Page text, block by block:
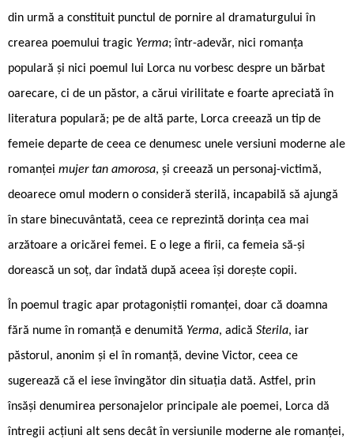
din urmă a constituit punctul de pornire al dramaturgului în
crearea poemului tragic Yerma; într-adevăr, nici romanța
populară și nici poemul lui Lorca nu vorbesc despre un bărbat
oarecare, ci de un păstor, a cărui virilitate e foarte apreciată în
literatura populară; pe de altă parte, Lorca creează un tip de
femeie departe de ceea ce denumesc unele versiuni moderne ale
romanței mujer tan amorosa, și creează un personaj-victimă,
deoarece omul modern o consideră sterilă, incapabilă să ajungă
în stare binecuvântată, ceea ce reprezintă dorința cea mai
arzătoare a oricărei femei. E o lege a firii, ca femeia să-și
dorească un soț, dar îndată după aceea își dorește copii.
În poemul tragic apar protagoniștii romanței, doar că doamna
fără nume în romanță e denumită Yerma, adică Sterila, iar
păstorul, anonim și el în romanță, devine Victor, ceea ce
sugerează că el iese învingător din situația dată. Astfel, prin
însăși denumirea personajelor principale ale poemei, Lorca dă
întregii acțiuni alt sens decât în versiunile moderne ale romanței,